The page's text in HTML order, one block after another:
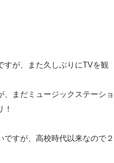
すが、また久しぶりにTVを観
、まだミュージックステーショ
すが、高校時代以来なので２